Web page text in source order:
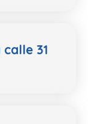
31